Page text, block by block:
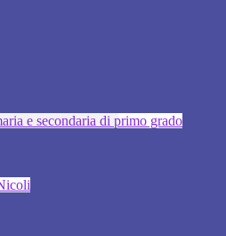
e secondaria di primo grado